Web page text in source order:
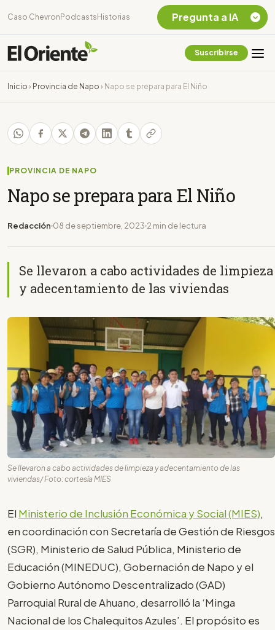
Caso Chevron Podcasts Historias
Suscribirse
Inicio › Provincia de Napo › Napo se prepara para El Niño
PROVINCIA DE NAPO
Napo se prepara para El Niño
Redacción 08 de septiembre, 2023 2 min de lectura
Se llevaron a cabo actividades de limpieza
y adecentamiento de las viviendas
Se llevaron a cabo actividades de limpieza y adecentamiento de las
viviendas/ Foto: cortesía MIES
El Ministerio de Inclusión Económica y Social (MIES),
en coordinación con Secretaría de Gestión de Riesgos
(SGR), Ministerio de Salud Pública, Ministerio de
Educación (MINEDUC), Gobernación de Napo y el
Gobierno Autónomo Descentralizado (GAD)
Parroquial Rural de Ahuano, desarrolló la ‘Minga
Nacional de los Chalequitos Azules’. El propósito es
Pregunta a IA
Chevron Ecuador